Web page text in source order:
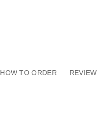
HOW TO ORDER REVIEW